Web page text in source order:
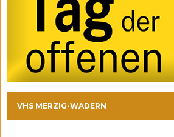
VHS MERZIG-WADERN